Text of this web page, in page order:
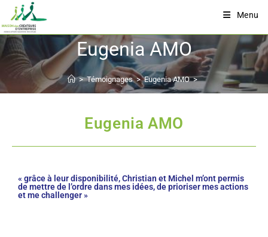
Menu
Eugenia AMO
> Témoignages > Eugenia AMO >
Eugenia AMO
« grâce à leur disponibilité, Christian et Michel m’ont permis
de mettre de l’ordre dans mes idées, de prioriser mes actions
et me challenger »